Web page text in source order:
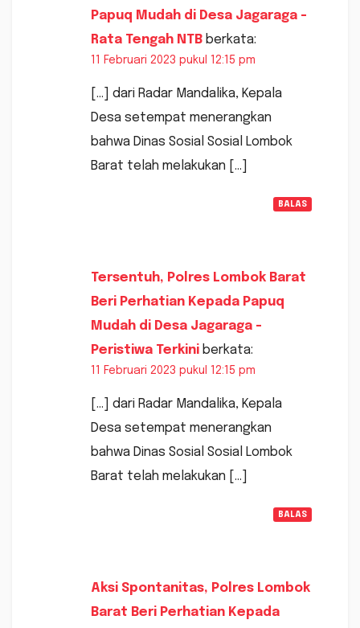
Papuq Mudah di Desa Jagaraga -
Rata Tengah NTB berkata:
11 Februari 2023 pukul 12:15 pm
[…] dari Radar Mandalika, Kepala
Desa setempat menerangkan
bahwa Dinas Sosial Sosial Lombok
Barat telah melakukan […]
BALAS
Tersentuh, Polres Lombok Barat
Beri Perhatian Kepada Papuq
Mudah di Desa Jagaraga -
Peristiwa Terkini berkata:
11 Februari 2023 pukul 12:15 pm
[…] dari Radar Mandalika, Kepala
Desa setempat menerangkan
bahwa Dinas Sosial Sosial Lombok
Barat telah melakukan […]
BALAS
Aksi Spontanitas, Polres Lombok
Barat Beri Perhatian Kepada